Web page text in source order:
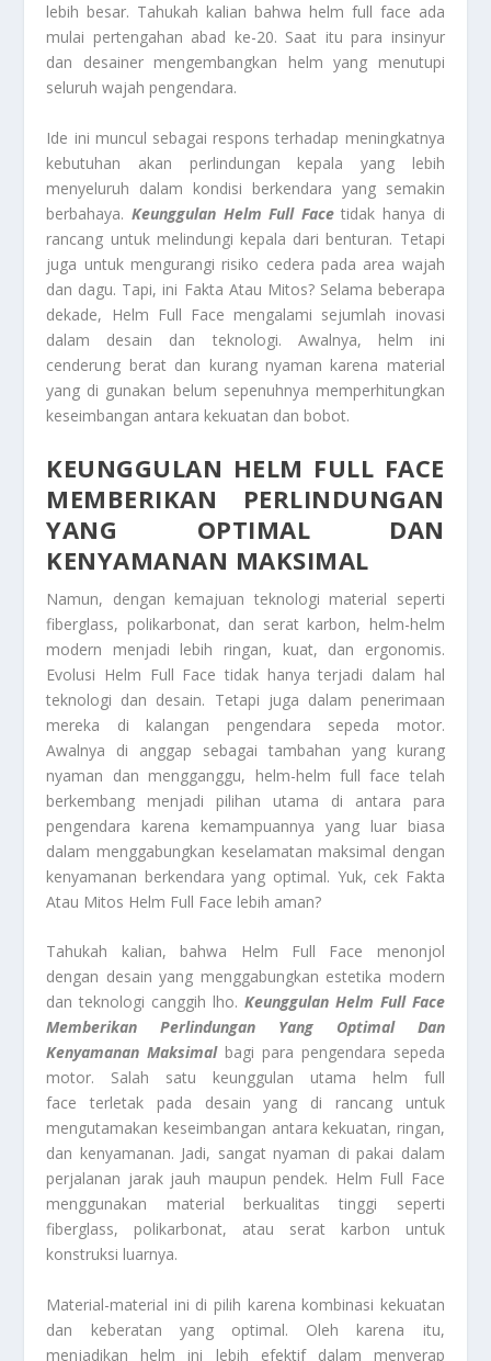
lebih besar. Tahukah kalian bahwa helm full face ada
mulai pertengahan abad ke-20. Saat itu para insinyur
dan desainer mengembangkan helm yang menutupi
seluruh wajah pengendara.
Ide ini muncul sebagai respons terhadap meningkatnya
kebutuhan akan perlindungan kepala yang lebih
menyeluruh dalam kondisi berkendara yang semakin
berbahaya.Keunggulan Helm Full Facetidak hanya di
rancang untuk melindungi kepala dari benturan. Tetapi
juga untuk mengurangi risiko cedera pada area wajah
dan dagu. Tapi, ini Fakta Atau Mitos? Selama beberapa
dekade, Helm Full Face mengalami sejumlah inovasi
dalam desain dan teknologi. Awalnya, helm ini
cenderung berat dan kurang nyaman karena material
yang di gunakan belum sepenuhnya memperhitungkan
keseimbangan antara kekuatan dan bobot.
KEUNGGULAN HELM FULL FACE
MEMBERIKAN PERLINDUNGAN
YANG OPTIMAL DAN
KENYAMANAN MAKSIMAL
Namun, dengan kemajuan teknologi material seperti
fiberglass, polikarbonat, dan serat karbon, helm-helm
modern menjadi lebih ringan, kuat, dan ergonomis.
Evolusi Helm Full Face tidak hanya terjadi dalam hal
teknologi dan desain. Tetapi juga dalam penerimaan
mereka di kalangan pengendara sepeda motor.
Awalnya di anggap sebagai tambahan yang kurang
nyaman dan mengganggu, helm-helm full face telah
berkembang menjadi pilihan utama di antara para
pengendara karena kemampuannya yang luar biasa
dalam menggabungkan keselamatan maksimal dengan
kenyamanan berkendara yang optimal. Yuk, cek Fakta
Atau Mitos Helm Full Face lebih aman?
Tahukah kalian, bahwa Helm Full Face menonjol
dengan desain yang menggabungkan estetika modern
dan teknologi canggih lho. Keunggulan Helm Full Face
Memberikan Perlindungan Yang OptimalDan
Kenyamanan Maksimalbagi para pengendara sepeda
motor. Salah satu keunggulan utama helm full
face terletak pada desain yang di rancang untuk
mengutamakan keseimbangan antara kekuatan, ringan,
dan kenyamanan. Jadi, sangat nyaman di pakai dalam
perjalanan jarak jauh maupun pendek. Helm Full Face
menggunakan material berkualitas tinggi seperti
fiberglass, polikarbonat, atau serat karbon untuk
konstruksi luarnya.
Material-material ini di pilih karena kombinasi kekuatan
dan keberatan yang optimal. Oleh karena itu,
menjadikan helm ini lebih efektif dalam menyerap